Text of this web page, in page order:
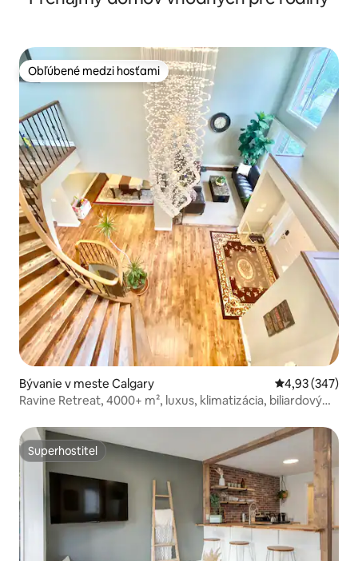
Obľúbené medzi hosťami
Obľúbené medzi hosťami
Bývanie v meste Calgary Priemerné
4,93 (347)
Ravine Retreat, 4000+ m², luxus, klimatizácia, biliardový
Superhostiteľ
Superhostiteľ